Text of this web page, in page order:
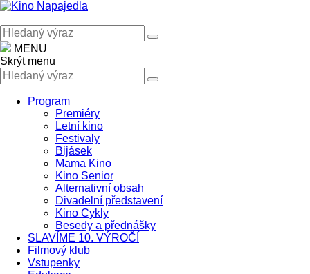
MENU
Skrýt menu
Program
Premiéry
Letní kino
Festivaly
Bijásek
Mama Kino
Kino Senior
Alternativní obsah
Divadelní představení
Kino Cykly
Besedy a přednášky
SLAVÍME 10. VÝROČÍ
Filmový klub
Vstupenky